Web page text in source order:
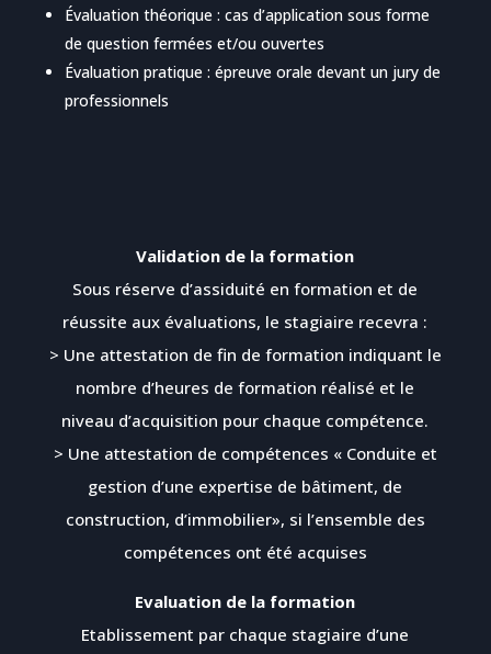
Évaluation théorique : cas d’application sous forme
de question fermées et/ou ouvertes
Évaluation pratique : épreuve orale devant un jury de
professionnels
Validation de la formation
Sous réserve d’assiduité en formation et de
réussite aux évaluations, le stagiaire recevra :
> Une attestation de fin de formation indiquant le
nombre d’heures de formation réalisé et le
niveau d’acquisition pour chaque compétence.
> Une attestation de compétences « Conduite et
gestion d’une expertise de bâtiment, de
construction, d’immobilier», si l’ensemble des
compétences ont été acquises
Evaluation de la formation
Etablissement par chaque stagiaire d’une